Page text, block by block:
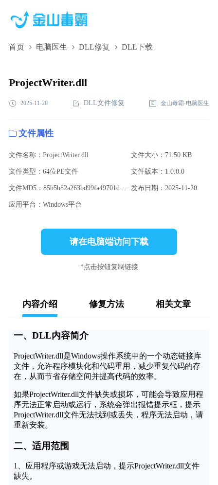
首页 电脑医生 DLL修复 DLL下载
ProjectWriter.dll,ProjectWriter.dll下载,ProjectWriter.dll修复
ProjectWriter.dll
2025-11-20 DLL文件修复 金山毒霸-电脑医生
文件属性
文件名称：ProjectWriter.dll 文件大小：71.50 KB
文件类型：64位PE文件 文件版本：1.0.0.0
文件MD5：85b5b82a263bd99fa49701d19f6ac7d9 发布日期：2025-11-20
应用平台：Windows平台
请在电脑端访问下载
*点击按钮复制链接
内容介绍 修复方法 相关文章
一、DLL内容简介
ProjectWriter.dll是Windows操作系统中的一个动态链接库
文件，允许程序模块化和代码重用，减少重复代码的存
在，从而节省存储空间并提高代码的效率。
如果ProjectWriter.dll文件缺失或损坏，可能会导致应用程
序无法正常启动或运行，系统会弹出报错提示框，提示
ProjectWriter.dll文件无法找到或丢失，程序无法启动，请
重新安装。
二、适用范围
1、应用程序或游戏无法启动，提示ProjectWriter.dll文件
缺失。